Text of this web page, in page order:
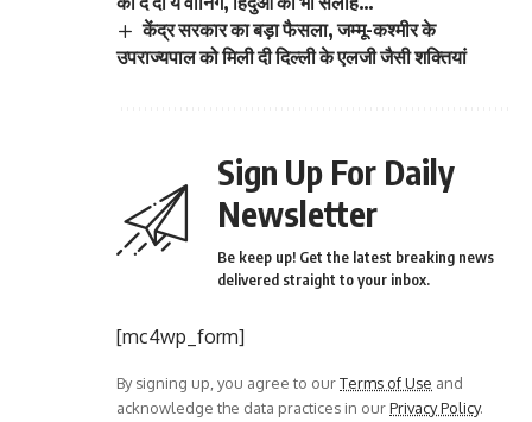
केंद्र सरकार का बड़ा फैसला, जम्मू-कश्मीर के
उपराज्यपाल को मिली दी दिल्ली के एलजी जैसी शक्तियां
Sign Up For Daily
Newsletter
Be keep up! Get the latest breaking news
delivered straight to your inbox.
[mc4wp_form]
By signing up, you agree to ourTerms of Use and
acknowledge the data practices in ourPrivacy Policy.